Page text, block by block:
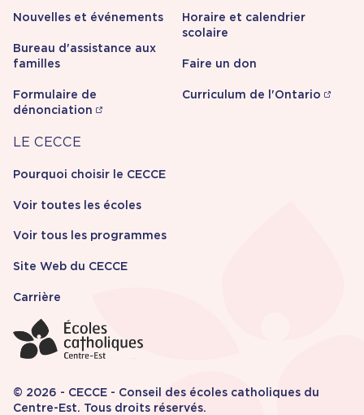
Nouvelles et événements
Bureau d'assistance aux
familles
Formulaire de
dénonciation
Horaire et calendrier
scolaire
Faire un don
Curriculum de l'Ontario
Carrière
LE CECCE
Pourquoi choisir le CECCE
Voir toutes les écoles
Voir tous les programmes
Site Web du CECCE
Carrière
© 2026 - CECCE - Conseil des écoles catholiques du
Centre-Est. Tous droits réservés.